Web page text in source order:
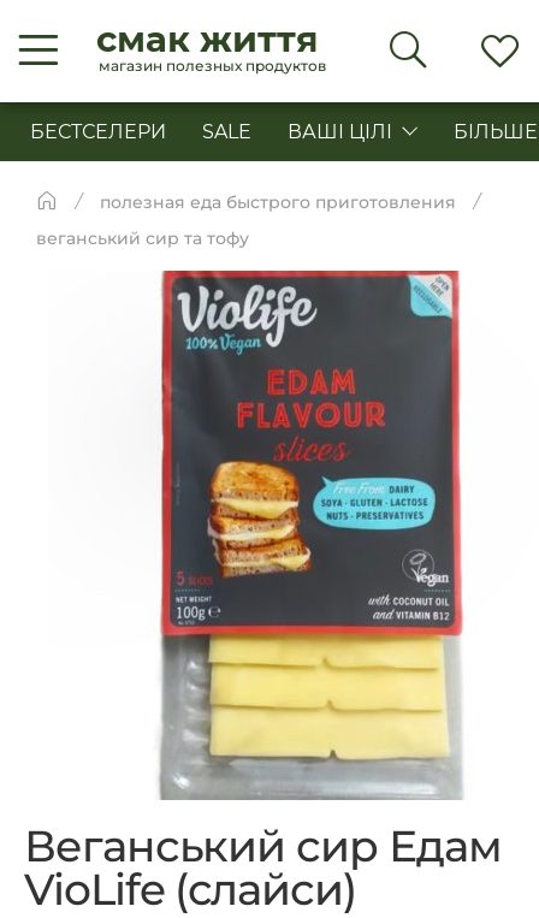
смак життя
магазин полезных продуктов
БЕСТСЕЛЕРИ SALE ВАШІ ЦІЛІ БІЛЬШЕ
полезная еда быстрого приготовления
веганський сир та тофу
Веганський сир Едам
VioLife (слайси)